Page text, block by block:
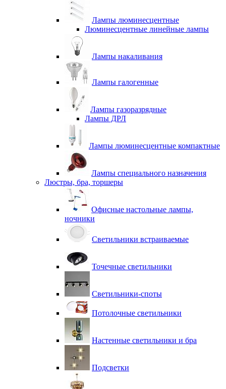
Лампы люминесцентные
Люминесцентные линейные лампы
Лампы накаливания
Лампы галогенные
Лампы газоразрядные
Лампы ДРЛ
Лампы люминесцентные компактные
Лампы специального назначения
Люстры, бра, торшеры
Офисные настольные лампы,
ночники
Светильники встраиваемые
Точечные светильники
Светильники-споты
Потолочные светильники
Настенные светильники и бра
Подсветки